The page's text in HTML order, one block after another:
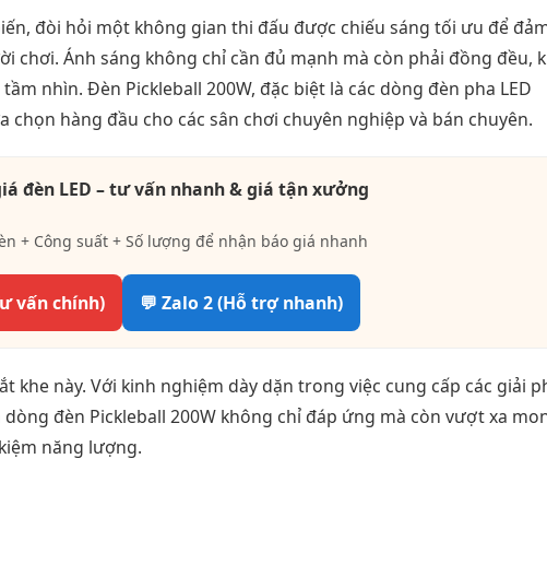
đòi hỏi một không gian thi đấu được chiếu sáng tối ưu để
chơi. Ánh sáng không chỉ cần đủ mạnh mà còn phải đồng đều,
nhìn. Đèn Pickleball 200W, đặc biệt là các dòng đèn pha LED
hàng đầu cho các sân chơi chuyên nghiệp và bán chuyên.
đèn LED – tư vấn nhanh & giá tận xưởng
+ Công suất + Số lượng để nhận báo giá nhanh
vấn chính) 💬 Zalo 2 (Hỗ trợ nhanh)
khe này. Với kinh nghiệm dày dặn trong việc cung cấp các giải
đèn Pickleball 200W không chỉ đáp ứng mà còn vượt xa
năng lượng.